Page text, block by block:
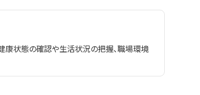
康状態の確認や生活状況の把握、職場環境